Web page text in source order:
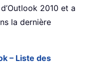
2010 et a
la dernière
– Liste des